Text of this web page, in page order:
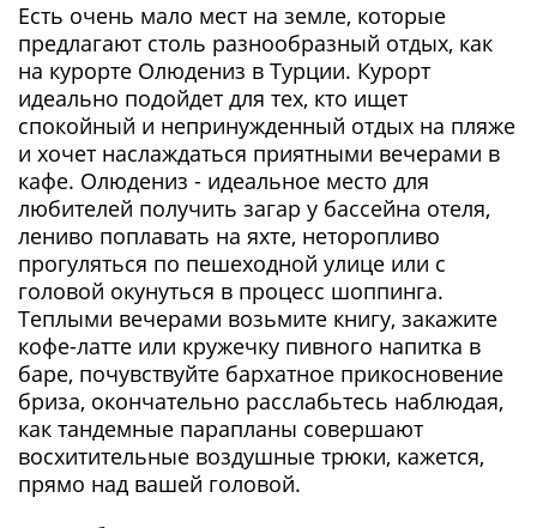
Есть очень мало мест на земле, которые
предлагают столь разнообразный отдых, как
на курорте Олюдениз в Турции. Курорт
идеально подойдет для тех, кто ищет
спокойный и непринужденный отдых на пляже
и хочет наслаждаться приятными вечерами в
кафе. Олюдениз - идеальное место для
любителей получить загар у бассейна отеля,
лениво поплавать на яхте, неторопливо
прогуляться по пешеходной улице или с
головой окунуться в процесс шоппинга.
Теплыми вечерами возьмите книгу, закажите
кофе-латте или кружечку пивного напитка в
баре, почувствуйте бархатное прикосновение
бриза, окончательно расслабьтесь наблюдая,
как тандемные парапланы совершают
восхитительные воздушные трюки, кажется,
прямо над вашей головой.